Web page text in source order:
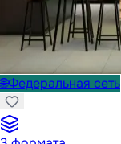
🌐Федеральная сеть